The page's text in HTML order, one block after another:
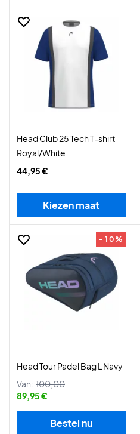
Head Club 25 Tech T-shirt
Royal/White
44,95 €
Kiezen maat
- 10%
Head Tour Padel Bag L Navy
Van: 100,00
89,95 €
Bestel nu